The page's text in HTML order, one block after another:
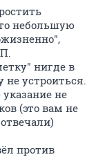
небольшую
нигде в
не устроиться.
не
(это вам не
против